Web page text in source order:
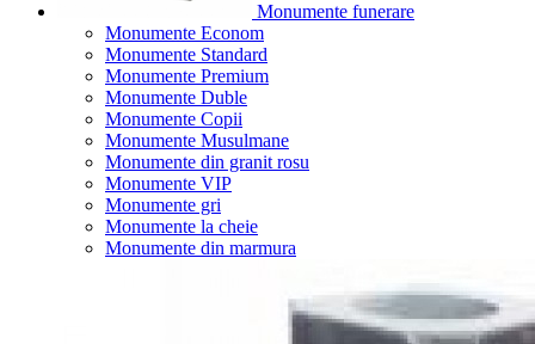
Monumente funerare
Monumente Econom
Monumente Standard
Monumente Premium
Monumente Duble
Monumente Copii
Monumente Musulmane
Monumente din granit rosu
Monumente VIP
Monumente gri
Monumente la cheie
Monumente din marmura